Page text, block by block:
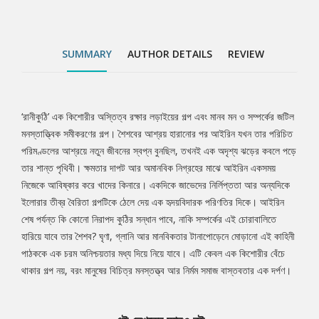
SUMMARY AUTHOR DETAILS REVIEW
Tab
Article
‘রানীকুঠি’ এক কিশোরীর অস্তিত্ব রক্ষার লড়াইয়ের গল্প এবং মানব মন ও সম্পর্কের জটিল
মনস্তাত্ত্বিক সমীকরণের গল্প। শৈশবের আশ্রয় হারানোর পর আইরিন যখন তার পরিচিত
পরিমণ্ডলের আশ্রয়ে নতুন জীবনের স্বপ্ন বুনছিল, তখনই এক অদৃশ্য ঝড়ের কবলে পড়ে
তার শান্ত পৃথিবী। ক্ষমতার দাপট আর অমানবিক নিগ্রহের মাঝে আইরিন একসময়
নিজেকে আবিষ্কার করে খাদের কিনারে। একদিকে জাভেদের নির্লিপ্ততা আর অন্যদিকে
ইলোরার তীব্র বৈরিতা গল্পটিকে ঠেলে দেয় এক হৃদয়বিদারক পরিণতির দিকে। আইরিন
শেষ পর্যন্ত কি কোনো নিরাপদ কুঠির সন্ধান পাবে, নাকি সম্পর্কের এই চোরাবালিতে
হারিয়ে যাবে তার শৈশব? ঘৃণা, গ্লানি আর মানবিকতার টানাপোড়েনে মোড়ানো এই কাহিনী
পাঠককে এক চরম অনিশ্চয়তার মধ্য দিয়ে নিয়ে যাবে। এটি কেবল এক কিশোরীর বেঁচে
থাকার গল্প নয়, বরং মানুষের বিচিত্র মনস্তত্ত্ব আর নির্মম সমাজ বাস্তবতার এক দর্পণ।